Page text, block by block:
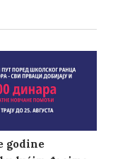
godine